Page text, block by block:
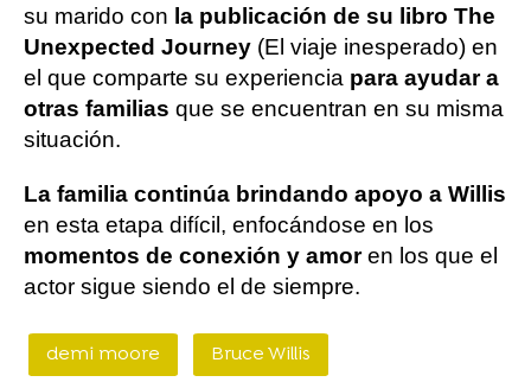
su marido con la publicación de su libro The
Unexpected Journey (El viaje inesperado) en
el que comparte su experiencia para ayudar a
otras familias que se encuentran en su misma
situación.
La familia continúa brindando apoyo a Willis
en esta etapa difícil, enfocándose en los
momentos de conexión y amoren los que el
actor sigue siendo el de siempre.
demi moore Bruce Willis